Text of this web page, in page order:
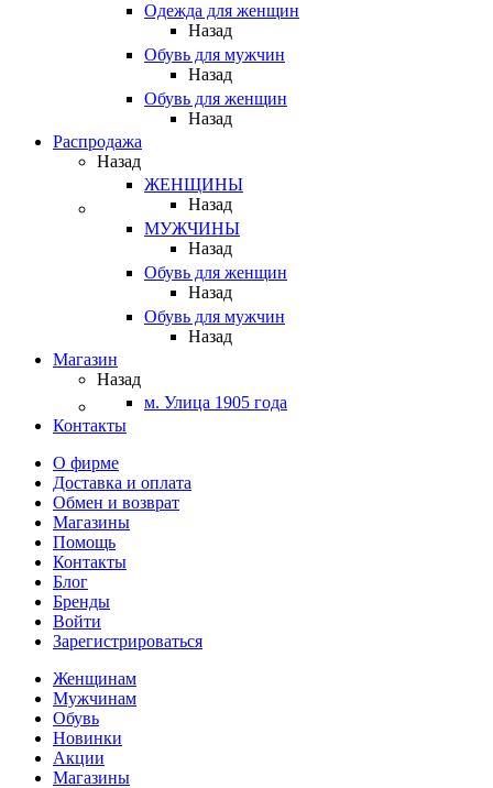
Одежда для женщин
Назад
Обувь для мужчин
Назад
Обувь для женщин
Назад
Распродажа
Назад
ЖЕНЩИНЫ
Назад
МУЖЧИНЫ
Назад
Обувь для женщин
Назад
Обувь для мужчин
Назад
Магазин
Назад
м. Улица 1905 года
Контакты
О фирме
Доставка и оплата
Обмен и возврат
Магазины
Помощь
Контакты
Блог
Бренды
Войти
Зарегистрироваться
Женщинам
Мужчинам
Обувь
Новинки
Акции
Магазины